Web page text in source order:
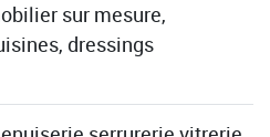
sur mesure,
dressings